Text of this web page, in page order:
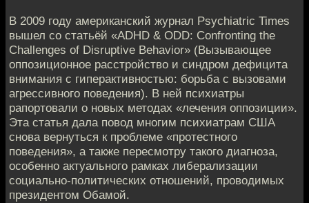
В 2009 году американский журнал Psychiatric Times
вышел со статьёй «ADHD & ODD: Confronting the
Challenges of Disruptive Behavior» (Вызывающее
оппозиционное расстройство и синдром дефицита
внимания с гиперактивностью: борьба с вызовами
агрессивного поведения). В ней психиатры
рапортовали о новых методах «лечения оппозиции».
Эта статья дала повод многим психиатрам США
снова вернуться к проблеме «протестного
поведения», а также пересмотру такого диагноза,
особенно актуального рамках либерализации
социально-политических отношений, проводимых
президентом Обамой.